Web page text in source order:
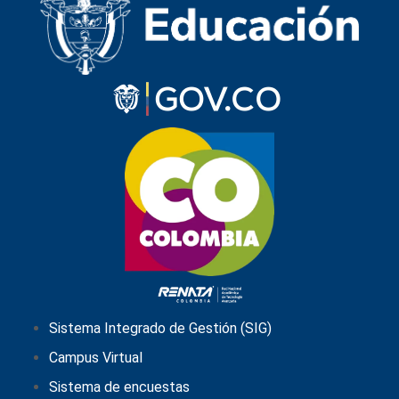
Sistema Integrado de Gestión (SIG)
Campus Virtual
Sistema de encuestas